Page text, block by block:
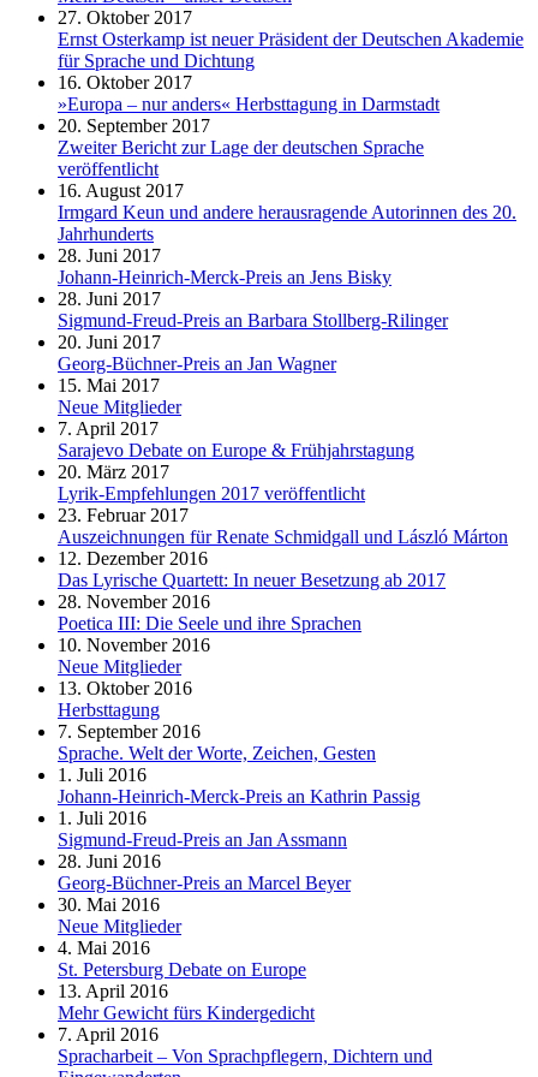
27. Oktober 2017
Ernst Osterkamp ist neuer Präsident der Deutschen Akademie
für Sprache und Dichtung
16. Oktober 2017
»Europa – nur anders« Herbsttagung in Darmstadt
20. September 2017
Zweiter Bericht zur Lage der deutschen Sprache
veröffentlicht
16. August 2017
Irmgard Keun und andere herausragende Autorinnen des 20.
Jahrhunderts
28. Juni 2017
Johann-Heinrich-Merck-Preis an Jens Bisky
28. Juni 2017
Sigmund-Freud-Preis an Barbara Stollberg-Rilinger
20. Juni 2017
Georg-Büchner-Preis an Jan Wagner
15. Mai 2017
Neue Mitglieder
7. April 2017
Sarajevo Debate on Europe & Frühjahrstagung
20. März 2017
Lyrik-Empfehlungen 2017 veröffentlicht
23. Februar 2017
Auszeichnungen für Renate Schmidgall und László Márton
12. Dezember 2016
Das Lyrische Quartett: In neuer Besetzung ab 2017
28. November 2016
Poetica III: Die Seele und ihre Sprachen
10. November 2016
Neue Mitglieder
13. Oktober 2016
Herbsttagung
7. September 2016
Sprache. Welt der Worte, Zeichen, Gesten
1. Juli 2016
Johann-Heinrich-Merck-Preis an Kathrin Passig
1. Juli 2016
Sigmund-Freud-Preis an Jan Assmann
28. Juni 2016
Georg-Büchner-Preis an Marcel Beyer
30. Mai 2016
Neue Mitglieder
4. Mai 2016
St. Petersburg Debate on Europe
13. April 2016
Mehr Gewicht fürs Kindergedicht
7. April 2016
Spracharbeit – Von Sprachpflegern, Dichtern und